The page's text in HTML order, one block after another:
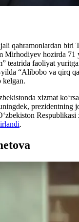
qahramonlardan biri
Mirhodiyev hozirda 71
teatrida faoliyat
“Alibobo va qirq
kelgan.
xizmat
prezidentning
.